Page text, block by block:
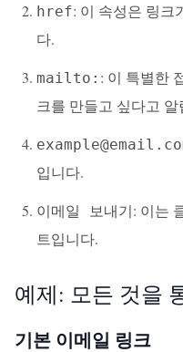
href: 이 속성은 링크
다.
mailto: : 이 특별한
크를 만들고 싶다고 알
입니다.
이메일 보내기: 이는
트입니다.
예제: 모든 것을
기본 이메일 링크